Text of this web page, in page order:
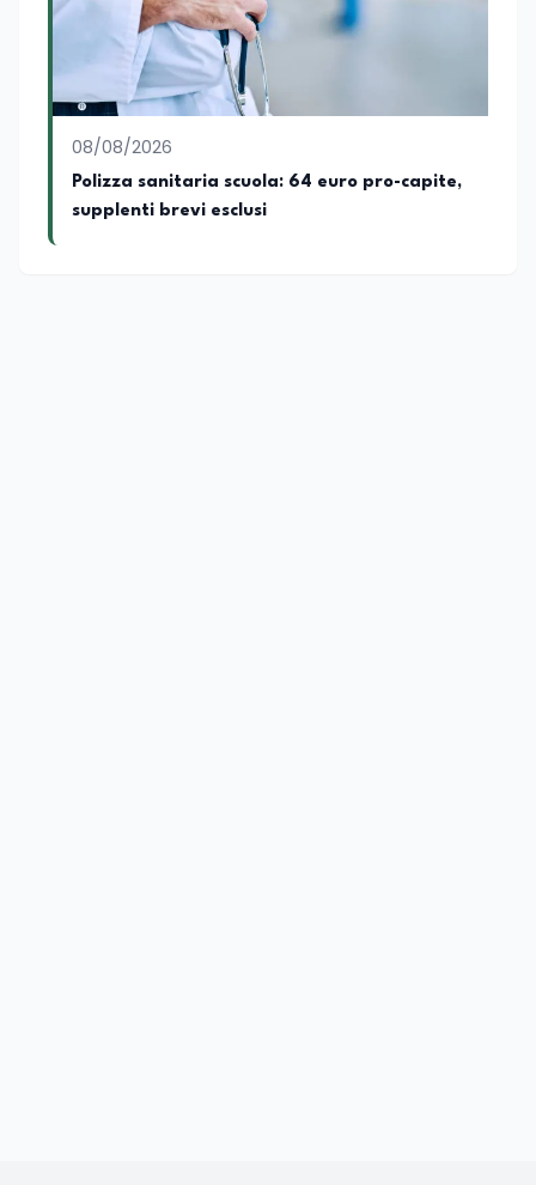
08/08/2026
Polizza sanitaria scuola: 64 euro pro-capite,
supplenti brevi esclusi